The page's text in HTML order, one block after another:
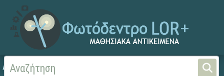
Αρχική